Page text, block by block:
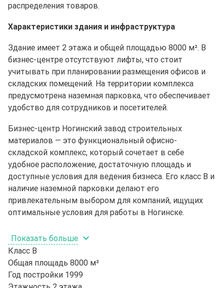
распределения товаров.
Характеристики здания и инфраструктура
Здание имеет 2 этажа и общей площадью 8000 м². В
бизнес-центре отсутствуют лифты, что стоит
учитывать при планировании размещения офисов и
складских помещений. На территории комплекса
предусмотрена наземная парковка, что обеспечивает
удобство для сотрудников и посетителей.
Бизнес-центр Ногинский завод строительных
материалов — это функциональный офисно-
складской комплекс, который сочетает в себе
удобное расположение, достаточную площадь и
доступные условия для ведения бизнеса. Его класс B и
наличие наземной парковки делают его
привлекательным выбором для компаний, ищущих
оптимальные условия для работы в Ногинске.
Показать больше
Класс B
Общая площадь 8000 м²
Год постройки 1999